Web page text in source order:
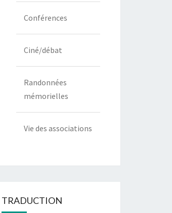
Conférences
Ciné/débat
Randonnées
mémorielles
Vie des associations
TRADUCTION